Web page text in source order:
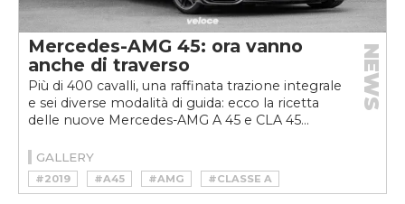
Mercedes-AMG 45: ora vanno
anche di traverso
Più di 400 cavalli, una raffinata trazione integrale
e sei diverse modalità di guida: ecco la ricetta
delle nuove Mercedes-AMG A 45 e CLA 45...
NEWS
GALLERY
#2019 #A45 #AMG
#CLASSE A
#HOTHATCH
#MERCEDES